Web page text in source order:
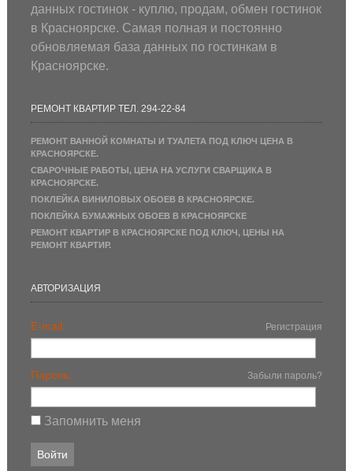
данных гостинок - куплю, продам, обмен гостинок
в Красноярске. Самая полная и постоянно
обновляемая база данных по гостинкам в
Красноярске.
РЕМОНТ КВАРТИР ТЕЛ. 294-22-84
РЕМОНТ ВАННОЙ КОМНАТЫ И ТУАЛЕТА ПОД КЛЮЧ ЦЕНА В
КРАСНОЯРСКЕ.
СВАРОЧНЫЕ РАБОТЫ, ЦЕНА НА УСЛУГИ СВАРЩИКА В
КРАСНОЯРСКЕ.
ПОКЛЕЙКА ВИНИЛОВЫХ ОБОЕВ В КРАСНОЯРСКЕ.
ПОКЛЕЙКА БУМАЖНЫХ ОБОЕВ В КРАСНОЯРСКЕ
РЕМОНТ КВАРТИР В КРАСНОЯРСКЕ ПОД КЛЮЧ, ЦЕНЫ НА
РЕМОНТ КВАРТИР.
АВТОРИЗАЦИЯ
E-mail: Регистрация
Пароль: Забыли пароль?
Запомнить меня